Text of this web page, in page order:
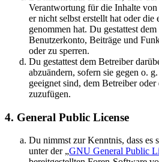
Verantwortung für die Inhalte
er nicht selbst erstellt hat oder
genommen hat. Du gestattest
Benutzerkonto, Beiträge und
oder zu sperren.
Du gestattest dem Betreiber
abzuändern, sofern sie gegen o.
geeignet sind, dem Betreiber
zuzufügen.
4. General Public License
Du nimmst zur Kenntnis, dass es
unter der „GNU General Public